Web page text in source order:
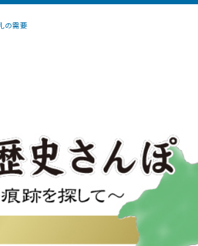
の需要